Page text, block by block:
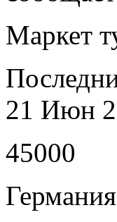
Маркет
21 Июн
45000